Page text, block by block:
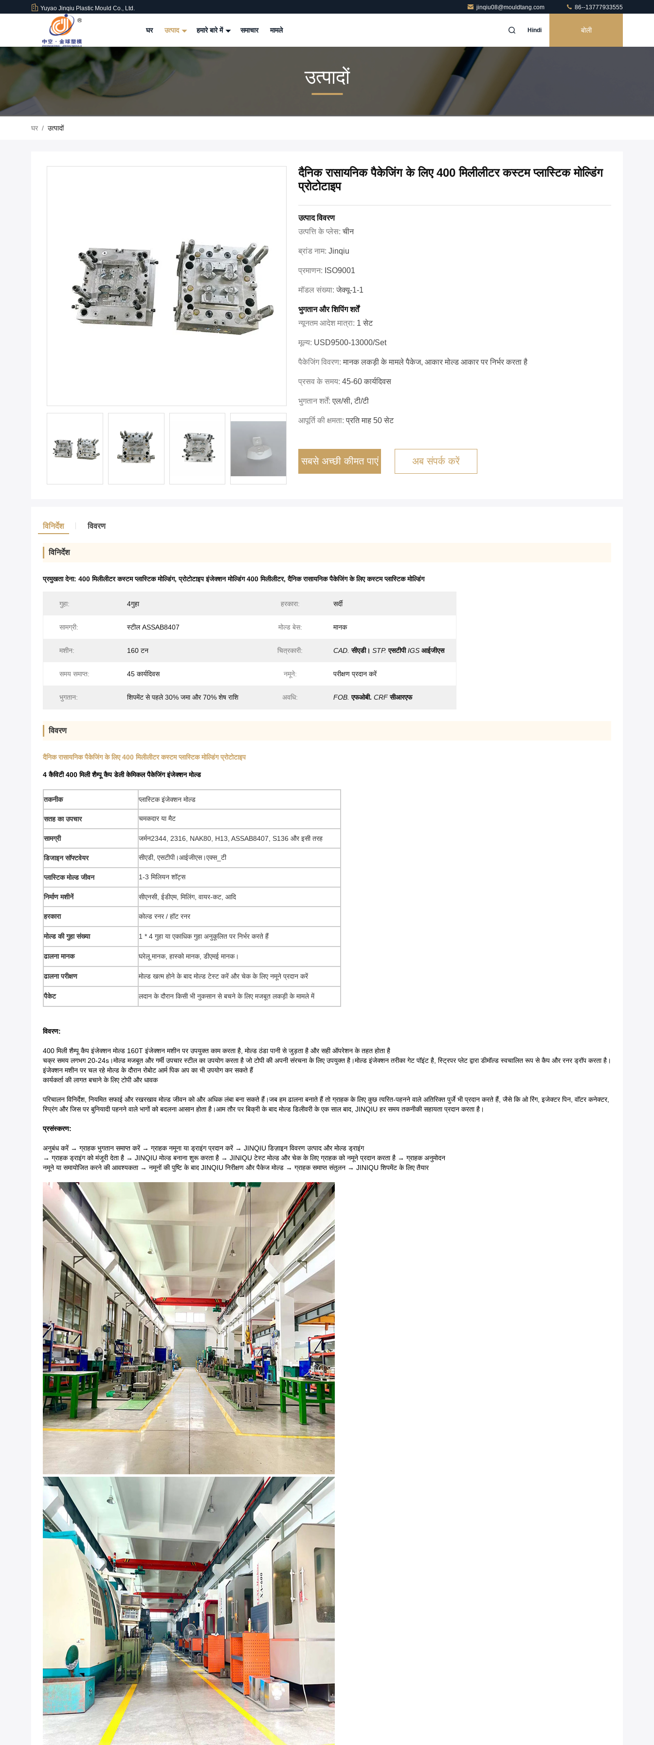
Yuyao Jinqiu Plastic Mould Co., Ltd. jinqiu08@mouldtang.com 86--13777933555
घर उत्पाद हमारे बारे में समाचार मामले Hindi बोली
उत्पादों
घर / उत्पादों
दैनिक रासायनिक पैकेजिंग के लिए 400 मिलीलीटर कस्टम प्लास्टिक मोल्डिंग
प्रोटोटाइप
उत्पाद विवरण
उत्पत्ति के प्लेस:चीन
ब्रांड नाम: Jinqiu
प्रमाणन: ISO9001
मॉडल संख्या:जेक्यू-1-1
भुगतान और शिपिंग शर्तें
न्यूनतम आदेश मात्रा: 1 सेट
मूल्य: USD9500-13000/set
पैकेजिंग विवरण:मानक लकड़ी के मामले पैकेज, आकार मोल्ड आकार पर निर्भर करता है
प्रसव के समय: 45-60 कार्यदिवस
भुगतान शर्तें:एल/सी, टी/टी
आपूर्ति की क्षमता:प्रति माह 50 सेट
सबसे अच्छी कीमत पाएं अब संपर्क करें
विनिर्देश विवरण
विनिर्देश
प्रमुखता देना: 400 मिलीलीटर कस्टम प्लास्टिक मोल्डिंग,प्रोटोटाइप इंजेक्शन मोल्डिंग 400 मिलीलीटर,दैनिक रासायनिक पैकेजिंग के लिए कस्टम प्लास्टिक मोल्डिंग
गुहा: 4गुहा हरकारा: सर्दी
सामग्री: स्टील ASSAB8407 मोल्ड बेस: मानक
मशीन: 160 टन चित्रकारी: CAD. सीएडी। STP. एसटीपी IGS आईजीएस
समय समाप्त: 45 कार्यदिवस नमूने: परीक्षण प्रदान करें
भुगतान: शिपमेंट से पहले 30% जमा और 70% शेष राशि अवधि: FOB. एफओबी. CRF सीआरएफ
विवरण
दैनिक रासायनिक पैकेजिंग के लिए 400 मिलीलीटर कस्टम प्लास्टिक मोल्डिंग प्रोटोटाइप
4 कैविटी 400 मिली शैम्पू कैप डेली केमिकल पैकेजिंग इंजेक्शन मोल्ड
तकनीक प्लास्टिक इंजेक्शन मोल्ड
सतह का उपचार चमकदार या मैट
सामग्री जर्मन2344, 2316, NAK80, H13, ASSAB8407, S136 और इसी तरह
डिजाइन सॉफ्टवेयर सीएडी, एसटीपी।आईजीएस।एक्स_टी
प्लास्टिक मोल्ड जीवन 1-3 मिलियन शॉट्स
निर्माण मशीनें सीएनसी, ईडीएम, मिलिंग, वायर-कट, आदि
हरकारा कोल्ड रनर / हॉट रनर
मोल्ड की गुहा संख्या 1 * 4 गुहा या एकाधिक गुहा अनुकूलित पर निर्भर करते हैं
ढालना मानक घरेलू मानक, हास्को मानक, डीएमई मानक।
ढालना परीक्षण मोल्ड खत्म होने के बाद मोल्ड टेस्ट करें और चेक के लिए नमूने प्रदान करें
पैकेट लदान के दौरान किसी भी नुकसान से बचने के लिए मजबूत लकड़ी के मामले में
विवरण:
400 मिली शैम्पू कैप इंजेक्शन मोल्ड 160T इंजेक्शन मशीन पर उपयुक्त काम करता है, मोल्ड ठंडा पानी से जुड़ता है और सही ऑपरेशन के तहत होता है
चक्र समय लगभग 20-24s।मोल्ड मजबूत और गर्मी उपचार स्टील का उपयोग करता है जो टोपी की अपनी संरचना के लिए उपयुक्त है।मोल्ड इंजेक्शन तरीका गेट पॉइंट है, स्ट्रिपर प्लेट द्वारा डीमॉल्ड स्वचालित रूप से कैप और रनर ड्रॉप करता है।
इंजेक्शन मशीन पर चल रहे मोल्ड के दौरान रोबोट आर्म पिक अप का भी उपयोग कर सकते हैं
कार्यकर्ता की लागत बचाने के लिए टोपी और धावक
परिचालन विनिर्देश, नियमित सफाई और रखरखाव मोल्ड जीवन को और अधिक लंबा बना सकते हैं।जब हम ढालना बनाते हैं तो ग्राहक के लिए कुछ त्वरित-पहनने वाले अतिरिक्त पुर्जे भी प्रदान करते हैं, जैसे कि ओ रिंग, इजेक्टर पिन, वॉटर कनेक्टर,
स्प्रिंग और जिस पर बुनियादी पहनने वाले भागों को बदलना आसान होता है।आम तौर पर बिक्री के बाद मोल्ड डिलीवरी के एक साल बाद, JINQIU हर समय तकनीकी सहायता प्रदान करता है।
प्रसंस्करण:
अनुबंध करें → ग्राहक भुगतान समाप्त करें → ग्राहक नमूना या ड्राइंग प्रदान करें → JINQIU डिज़ाइन विवरण उत्पाद और मोल्ड ड्राइंग
→ ग्राहक ड्राइंग को मंजूरी देता है → JINQIU मोल्ड बनाना शुरू करता है → JINIQU टेस्ट मोल्ड और चेक के लिए ग्राहक को नमूने प्रदान करता है → ग्राहक अनुमोदन
नमूने या समायोजित करने की आवश्यकता → नमूनों की पुष्टि के बाद JINQIU निरीक्षण और पैकेज मोल्ड → ग्राहक समाप्त संतुलन → JINIQU शिपमेंट के लिए तैयार